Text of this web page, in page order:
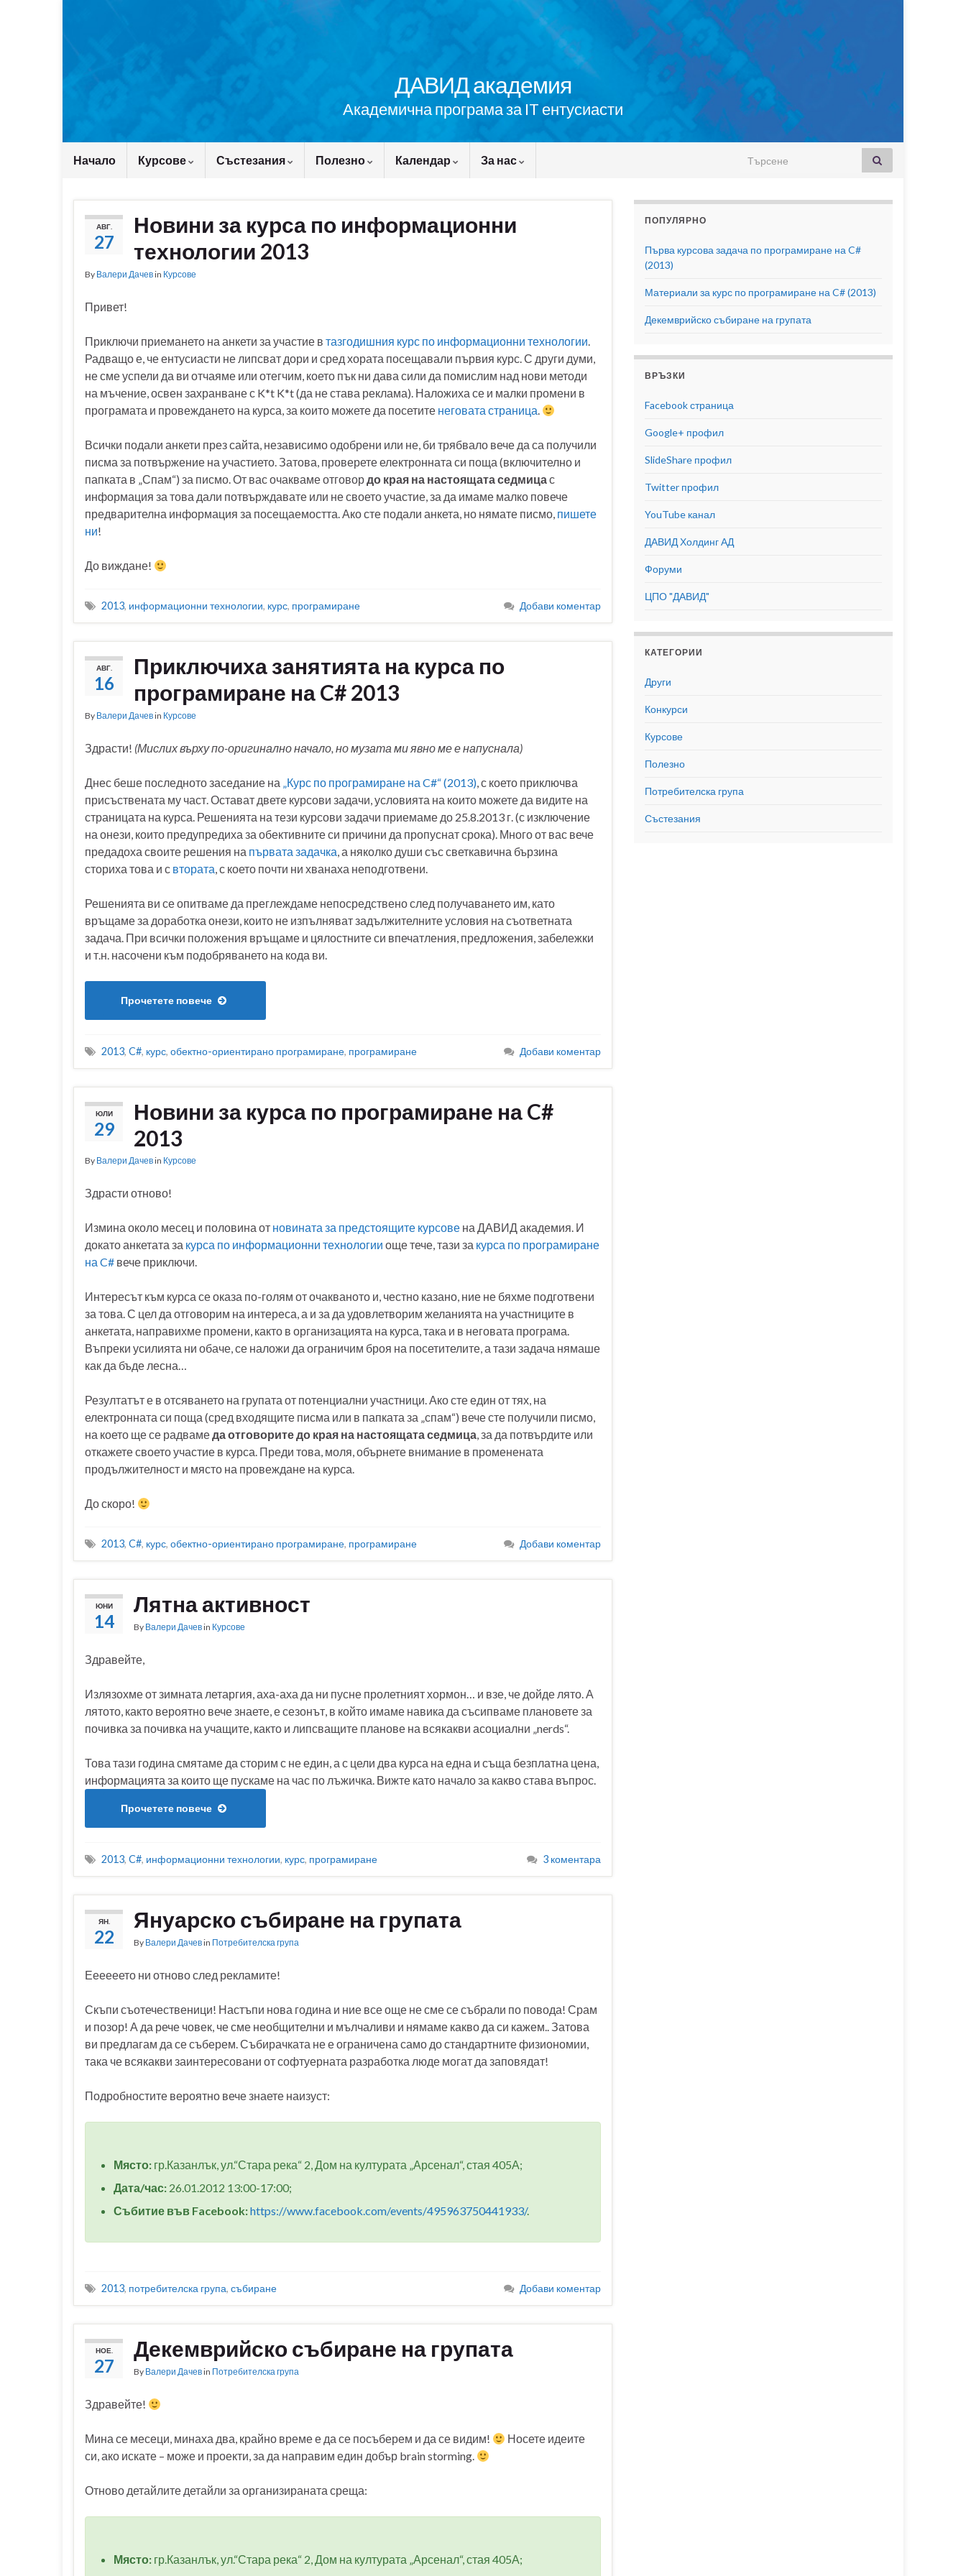
ДАВИД академия
Академична програма за IT ентусиасти
Начало Курсове Състезания Полезно Календар За нас Search for:
АВГ.
27
Новини за курса по информационни
технологии 2013
By Валери Дачевin Курсове
Привет!
Приключи приемането на анкети за участие в тазгодишния курс по информационни технологии.
Радващо е, че ентусиасти не липсват дори и сред хората посещавали първия курс. С други думи,
не сме успели да ви отчаяме или отегчим, което пък ни дава сили да помислим над нови методи
на мъчение, освен захранване с K*t K*t (да не става реклама). Наложиха се и малки промени в
програмата и провеждането на курса, за които можете да посетите неговата страница.
Всички подали анкети през сайта, независимо одобрени или не, би трябвало вече да са получили
писма за потвържение на участието. Затова, проверете електронната си поща (включително и
папката в „Спам“) за писмо. От вас очакваме отговордо края на настоящата седмицас
информация за това дали потвърждавате или не своето участие, за да имаме малко повече
предварителна информация за посещаемостта. Ако сте подали анкета, но нямате писмо, пишете
ни!
До виждане!
2013, информационни технологии, курс, програмиране Добави коментар
АВГ.
16
Приключиха занятията на курса по
програмиране на C# 2013
By Валери Дачевin Курсове
Здрасти! (Мислих върху по-оригинално начало, но музата ми явно ме е напуснала)
Днес беше последното заседание на „Курс по програмиране на C#“ (2013), с което приключва
присъствената му част. Остават двете курсови задачи, условията на които можете да видите на
страницата на курса. Решенията на тези курсови задачи приемаме до 25.8.2013 г. (с изключение
на онези, които предупредиха за обективните си причини да пропуснат срока). Много от вас вече
предадоха своите решения на първата задачка, а няколко души със светкавична бързина
сториха това и с втората, с което почти ни хванаха неподготвени.
Решенията ви се опитваме да преглеждаме непосредствено след получаването им, като
връщаме за доработка онези, които не изпълняват задължителните условия на съответната
задача. При всички положения връщаме и цялостните си впечатления, предложения, забележки
и т.н. насочени към подобряването на кода ви.
Прочетете повече
2013, C#, курс, обектно-ориентирано програмиране, програмиране Добави коментар
ЮЛИ
29
Новини за курса по програмиране на C#
2013
By Валери Дачевin Курсове
Здрасти отново!
Измина около месец и половина от новината за предстоящите курсове на ДАВИД академия. И
докато анкетата за курса по информационни технологии още тече, тази за курса по програмиране
на C# вече приключи.
Интересът към курса се оказа по-голям от очакваното и, честно казано, ние не бяхме подготвени
за това. С цел да отговорим на интереса, а и за да удовлетворим желанията на участниците в
анкетата, направихме промени, както в организацията на курса, така и в неговата програма.
Въпреки усилията ни обаче, се наложи да ограничим броя на посетителите, а тази задача нямаше
как да бъде лесна…
Резултатът е в отсяването на групата от потенциални участници. Ако сте един от тях, на
електронната си поща (сред входящите писма или в папката за „спам“) вече сте получили писмо,
на което ще се радвамеда отговорите до края на настоящата седмица, за да потвърдите или
откажете своето участие в курса. Преди това, моля, обърнете внимание в променената
продължителност и място на провеждане на курса.
До скоро!
2013, C#, курс, обектно-ориентирано програмиране, програмиране Добави коментар
ЮНИ
14
Лятна активност
By Валери Дачевin Курсове
Здравейте,
Излязохме от зимната летаргия, аха-аха да ни пусне пролетният хормон… и взе, че дойде лято. А
лятото, както вероятно вече знаете, е сезонът, в който имаме навика да съсипваме плановете за
почивка за почивка на учащите, както и липсващите планове на всякакви асоциални „nerds“.
Това тази година смятаме да сторим с не един, а с цели два курса на една и съща безплатна цена,
информацията за които ще пускаме на час по лъжичка. Вижте като начало за какво става въпрос.
Прочетете повече
2013, C#, информационни технологии, курс, програмиране 3 коментара
ЯН.
22
Януарско събиране на групата
By Валери Дачевin Потребителска група
Еееееето ни отново след рекламите!
Скъпи съотечественици! Настъпи нова година и ние все още не сме се събрали по повода! Срам
и позор! А да рече човек, че сме необщителни и мълчаливи и нямаме какво да си кажем.. Затова
ви предлагам да се съберем. Събирачката не е ограничена само до стандартните физиономии,
така че всякакви заинтересовани от софтуерната разработка люде могат да заповядат!
Подробностите вероятно вече знаете наизуст:
Място: гр.Казанлък, ул.“Стара река“ 2, Дом на културата „Арсенал“, стая 405А;
Дата/час: 26.01.2012 13:00-17:00;
Събитие във Facebook:https://www.facebook.com/events/495963750441933/.
2013, потребителска група, събиране Добави коментар
НОЕ.
27
Декемврийско събиране на групата
By Валери Дачевin Потребителска група
Здравейте!
Мина се месеци, минаха два, крайно време е да се посъберем и да се видим!
Носете идеите
си, ако искате – може и проекти, за да направим един добър brain storming.
Отново детайлите детайли за организираната среща:
Място: гр.Казанлък, ул.“Стара река“ 2, Дом на културата „Арсенал“, стая 405А;
ПОПУЛЯРНО
Първа курсова задача по програмиране на C#
(2013)
Материали за курс по програмиране на C# (2013)
Декемврийско събиране на групата
ВРЪЗКИ
Facebook страница
Google+ профил
SlideShare профил
Twitter профил
YouTube канал
ДАВИД Холдинг АД
Форуми
ЦПО "ДАВИД"
КАТЕГОРИИ
Други
Конкурси
Курсове
Полезно
Потребителска група
Състезания